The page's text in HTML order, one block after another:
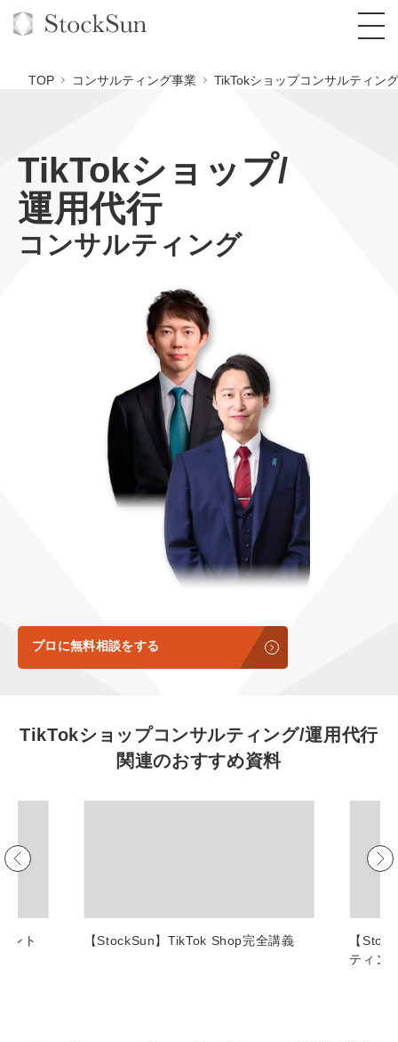
オーダーメイド支援
TOP
コンサルタント一覧
BPO支援
定額制Webマーケティング代行『マキトルく
定額制営業代行『カリトルくん』
定額制採用代行・RPO『トルトルくん』
営業改善特化の動画制作『動画でカリトルく
定額LINE運用代行『LINEマキトルくん』
オリジナルサービス
拡散付1日密着動画制作『まるごと社長』
1本無料で記事を制作『SEOトライアル』
定額制LP制作・改善『最強LP』
採用YouTubeチャンネル構築『トリトル』
オンラインサロン
YouTubeディレクター
ミッション・ビジョン・バリュー
代表メッセージ（岩野圭佑）
取締役メッセージ（株本祐己）
動画ディレクター
マーケマネージャー
カスタマーサクセスマネージャー
内部監査室長
TOP コンサルティング事業 TikTokショップコンサルティン
TikTokショップ/
運用代行
コンサルティング
プロに無料相談をする
TikTokショップコンサルティング/運用代行
関連のおすすめ資料
ント 【StockSun】TikTok Shop完全講義
【
ティン